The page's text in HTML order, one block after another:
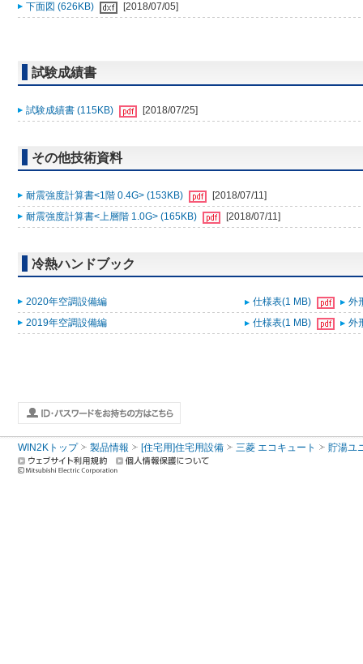
下面図 (626KB)
[2018/07/05]
試験成績書
試験成績書 (115KB) [2018/07/25]
その他技術資料
耐震強度計算書<1階 0.4G> (153KB)
[2018/07/11]
耐震強度計算書<上層階 1.0G> (165KB)
[2018/07/11]
冷熱ハンドブック
2020年空調設備編 仕様表(1 MB)
外
2019年空調設備編
仕様表(1 MB) 外
WIN2Kトップ 製品情報 [住宅用]住宅用設備 三菱 エコキュート 貯湯ユ